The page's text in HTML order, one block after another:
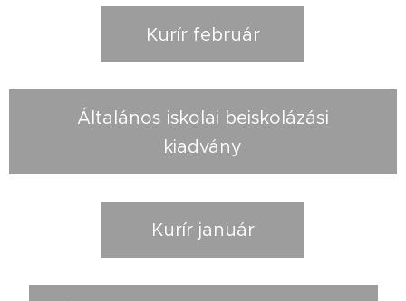
Kurír február
Általános iskolai beiskolázási
kiadvány
Kurír január